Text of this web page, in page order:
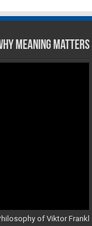
Meaning Matters
of Viktor Frankl